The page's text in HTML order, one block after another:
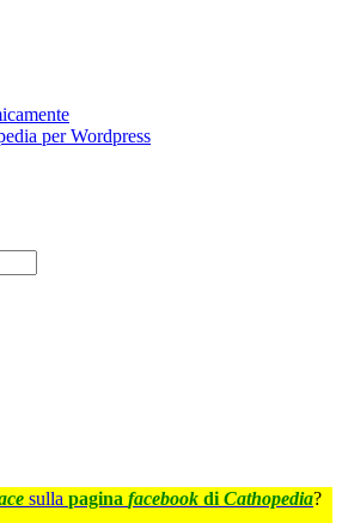
per Wordpress
sulla pagina facebook di Cathopedia?